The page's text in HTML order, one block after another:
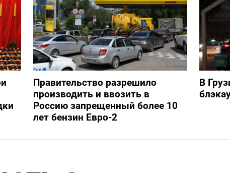
Правительство разрешило
производить и ввозить в
Россию запрещенный более 10
лет бензин Евро-2
В